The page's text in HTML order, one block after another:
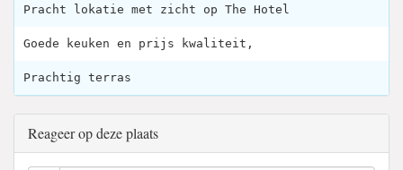
Pracht lokatie met zicht op The Hotel
Goede keuken en prijs kwaliteit,
Prachtig terras
Reageer op deze plaats